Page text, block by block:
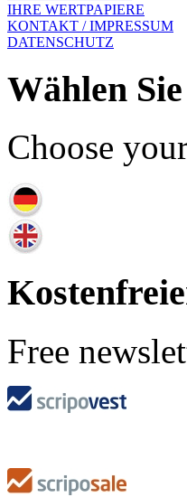
IHRE WERTPAPIERE
KONTAKT / IMPRESSUM
DATENSCHUTZ
Wählen
Choose
Free